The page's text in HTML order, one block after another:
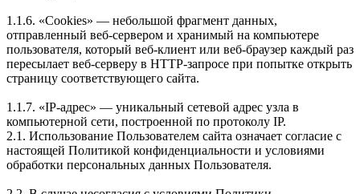
1.1.6. «Cookies» — небольшой фрагмент данных,
отправленный веб-сервером и хранимый на компьютере
пользователя, который веб-клиент или веб-браузер каждый раз
пересылает веб-серверу в HTTP-запросе при попытке открыть
страницу соответствующего сайта.
1.1.7. «IP-адрес» — уникальный сетевой адрес узла в
компьютерной сети, построенной по протоколу IP.
2.1. Использование Пользователем сайта означает согласие с
настоящей Политикой конфиденциальности и условиями
обработки персональных данных Пользователя.